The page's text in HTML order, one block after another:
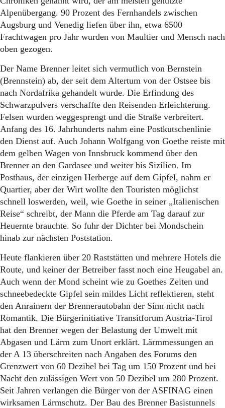
Alpenübergang. 90 Prozent des Fernhandels zwischen
Augsburg und Venedig liefen über ihn, etwa 6500
Frachtwagen pro Jahr wurden von Maultier und Mensch nach
oben gezogen.
Der Name Brenner leitet sich vermutlich von Bernstein
(Brennstein) ab, der seit dem Altertum von der Ostsee bis
nach Nordafrika gehandelt wurde. Die Erfindung des
Schwarzpulvers verschaffte den Reisenden Erleichterung.
Felsen wurden weggesprengt und die Straße verbreitert.
Anfang des 16. Jahrhunderts nahm eine Postkutschenlinie
den Dienst auf. Auch Johann Wolfgang von Goethe reiste mit
dem gelben Wagen von Innsbruck kommend über den
Brenner an den Gardasee und weiter bis Sizilien. Im
Posthaus, der einzigen Herberge auf dem Gipfel, nahm er
Quartier, aber der Wirt wollte den Touristen möglichst
schnell loswerden, weil, wie Goethe in seiner „Italienischen
Reise“ schreibt, der Mann die Pferde am Tag darauf zur
Heuernte brauchte. So fuhr der Dichter bei Mondschein
hinab zur nächsten Poststation.
Heute flankieren über 20 Raststätten und mehrere Hotels die
Route, und keiner der Betreiber fasst noch eine Heugabel an.
Auch wenn der Mond scheint wie zu Goethes Zeiten und
schneebedeck­te Gipfel sein mildes Licht reflektieren, steht
den Anrainern der Brennerautobahn der Sinn nicht nach
Romantik. Die Bürgerinitiative Transitforum Austria-Tirol
hat den Brenner wegen der Belastung der Umwelt mit
Abgasen und Lärm zum Unort erklärt. Lärmmessungen an
der A 13 überschreiten nach Angaben des Forums den
Grenzwert von 60 Dezibel bei Tag um 150 Prozent und bei
Nacht den zulässigen Wert von 50 Dezibel um 280 Prozent.
Seit Jahren verlangen die Bürger von der ASFINAG einen
wirksamen Lärmschutz. Der Bau des Brenner Basistunnels